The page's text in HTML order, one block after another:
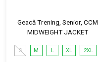
Geacă Trening, Senior, CCM
MIDWEIGHT JACKET
S M L XL 2XL